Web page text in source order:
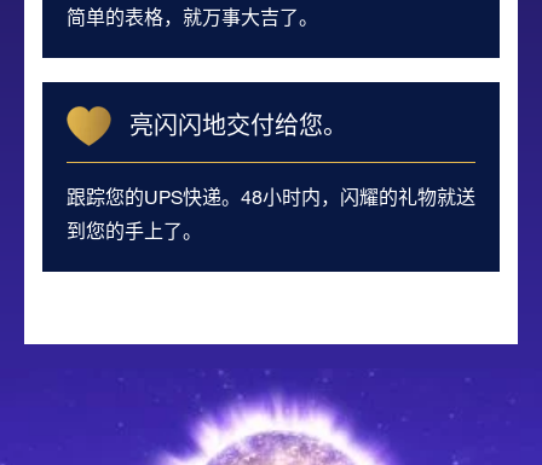
简单的表格，就万事大吉了。
亮闪闪地交付给您。
跟踪您的UPS快递。48小时内，闪耀的礼物就送
到您的手上了。